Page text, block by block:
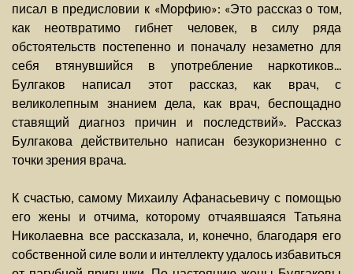
писал в предисловии к «Морфию»: «Это рассказ о том,
как неотвратимо гибнет человек, в силу ряда
обстоятельств постепенно и поначалу незаметно для
себя втянувшийся в употребление наркотиков...
Булгаков написал этот рассказ, как врач, с
великолепным знанием дела, как врач, беспощадно
ставящий диагноз причин и последствий». Рассказ
Булгакова действительно написан безукоризненно с
точки зрения врача.
К счастью, самому Михаилу Афанасьевичу с помощью
его жены и отчима, которому отчаявшаяся Татьяна
Николаевна все рассказала, и, конечно, благодаря его
собственной силе воли и интеллекту удалось избавиться